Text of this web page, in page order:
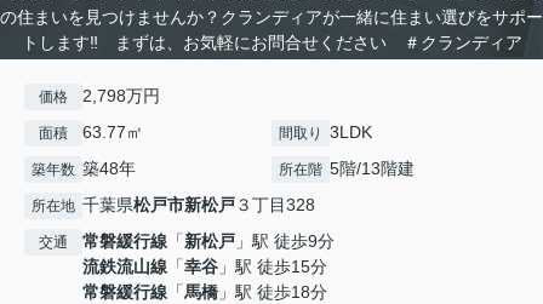
の住まいを見つけませんか？クランディアが一緒に住まい選びをサポー
トします‼ まずは、お気軽にお問合せください ＃クランディア
価格 2,798万円
面積 63.77㎡ 間取り 3LDK
築年数 築48年 所在階 5階/13階建
所在地 千葉県松戸市新松戸３丁目328
交通 常磐緩行線 「新松戸 」駅 徒歩9分
流鉄流山線 「幸谷 」駅 徒歩15分
常磐緩行線 「馬橋 」駅 徒歩18分